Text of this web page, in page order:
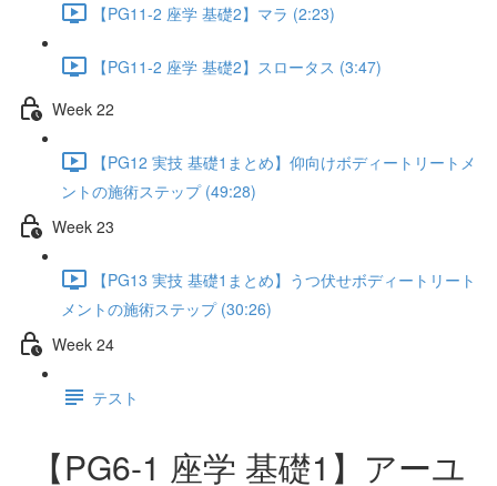
【PG11-2 座学 基礎2】マラ (2:23)
【PG11-2 座学 基礎2】スロータス (3:47)
Week 22
【PG12 実技 基礎1まとめ】仰向けボディートリートメ
ントの施術ステップ (49:28)
Week 23
【PG13 実技 基礎1まとめ】うつ伏せボディートリート
メントの施術ステップ (30:26)
Week 24
テスト
【PG6-1 座学 基礎1】アーユ